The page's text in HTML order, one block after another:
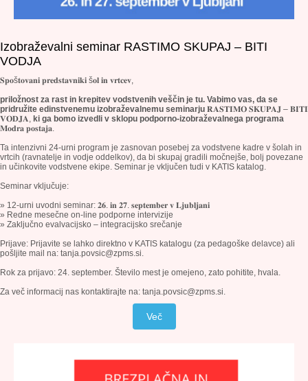
Izobraževalni seminar RASTIMO SKUPAJ – BITI
VODJA
𝐒𝐩𝐨š𝐭𝐨𝐯𝐚𝐧𝐢 𝐩𝐫𝐞𝐝𝐬𝐭𝐚𝐯𝐧𝐢𝐤𝐢 š𝐨𝐥 𝐢𝐧 𝐯𝐫𝐭𝐜𝐞𝐯,
priložnost za rast in krepitev vodstvenih veščin je tu. Vabimo vas, da se
pridružite edinstvenemu izobraževalnemu seminarju 𝐑𝐀𝐒𝐓𝐈𝐌𝐎 𝐒𝐊𝐔𝐏𝐀𝐉 – 𝐁𝐈𝐓𝐈
𝐕𝐎𝐃𝐉𝐀, ki ga bomo izvedli v sklopu podporno-izobraževalnega programa
𝐌𝐨𝐝𝐫𝐚 𝐩𝐨𝐬𝐭𝐚𝐣𝐚.
Ta intenzivni 24-urni program je zasnovan posebej za vodstvene kadre v šolah in
vrtcih (ravnatelje in vodje oddelkov), da bi skupaj gradili močnejše, bolj povezane
in učinkovite vodstvene ekipe. Seminar je vključen tudi v KATIS katalog.
Seminar vključuje:
» 12-urni uvodni seminar: 𝟐𝟔. 𝐢𝐧 𝟐𝟕. 𝐬𝐞𝐩𝐭𝐞𝐦𝐛𝐞𝐫 𝐯 𝐋𝐣𝐮𝐛𝐥𝐣𝐚𝐧𝐢
» Redne mesečne on-line podporne intervizije
» Zaključno evalvacijsko – integracijsko srečanje
Prijave: Prijavite se lahko direktno v KATIS katalogu (za pedagoške delavce) ali
pošljite mail na: tanja.povsic@zpms.si.
Rok za prijavo: 24. september. Število mest je omejeno, zato pohitite, hvala.
Za več informacij nas kontaktirajte na: tanja.povsic@zpms.si.
Več